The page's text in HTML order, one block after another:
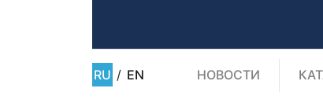
RU / EN НОВОСТИ